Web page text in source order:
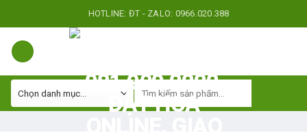
to
content
HOTLINE: ĐT - ZALO: 0966.020.388